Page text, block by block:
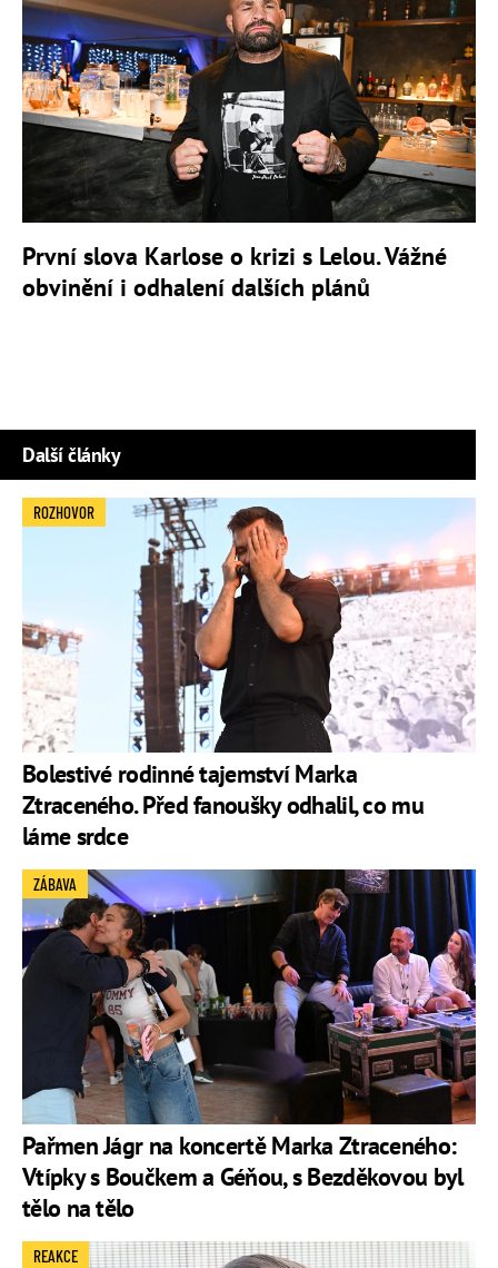
První slova Karlose o krizi s Lelou. Vážné
obvinění i odhalení dalších plánů
Další články
Bolestivé rodinné tajemství Marka
Ztraceného. Před fanoušky odhalil, co mu
láme srdce
ROZHOVOR
Pařmen Jágr na koncertě Marka Ztraceného:
Vtípky s Boučkem a Géňou, s Bezděkovou byl
tělo na tělo
ZÁBAVA
REAKCE